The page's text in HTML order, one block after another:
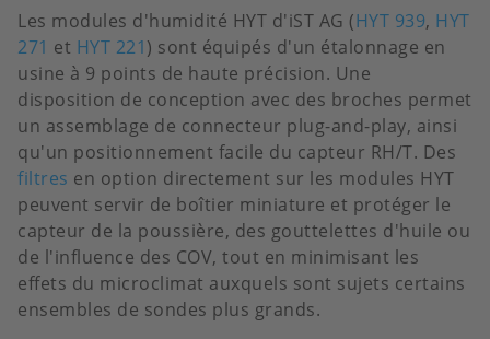
Les modules d'humidité HYT d'iST AG (HYT 939, HYT
271 et HYT 221) sont équipés d'un étalonnage en
usine à 9 points de haute précision. Une
disposition de conception avec des broches permet
un assemblage de connecteur plug-and-play, ainsi
qu'un positionnement facile du capteur RH/T. Des
filtres en option directement sur les modules HYT
peuvent servir de boîtier miniature et protéger le
capteur de la poussière, des gouttelettes d'huile ou
de l'influence des COV, tout en minimisant les
effets du microclimat auxquels sont sujets certains
ensembles de sondes plus grands.